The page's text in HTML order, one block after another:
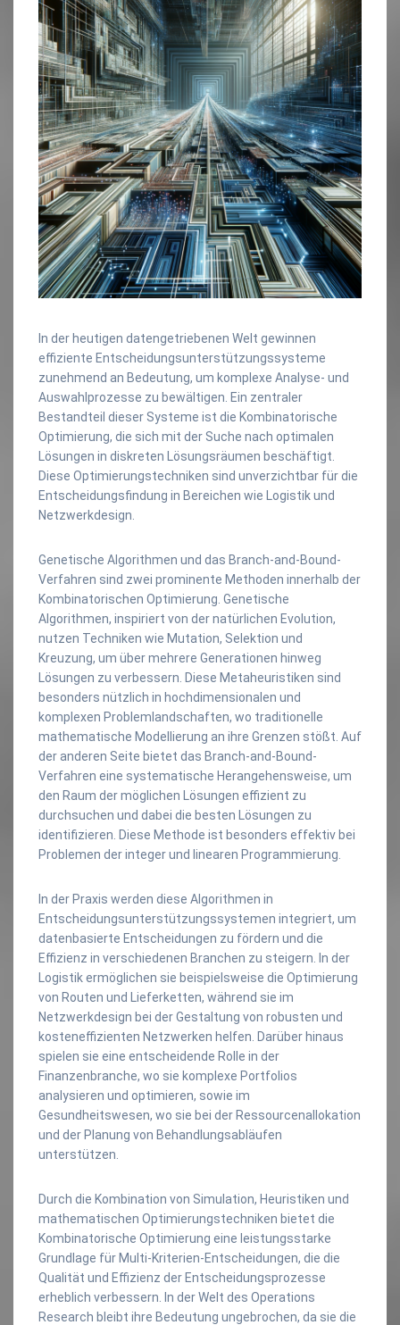
In der heutigen datengetriebenen Welt gewinnen
effiziente Entscheidungsunterstützungssysteme
zunehmend an Bedeutung, um komplexe Analyse- und
Auswahlprozesse zu bewältigen. Ein zentraler
Bestandteil dieser Systeme ist die Kombinatorische
Optimierung, die sich mit der Suche nach optimalen
Lösungen in diskreten Lösungsräumen beschäftigt.
Diese Optimierungstechniken sind unverzichtbar für die
Entscheidungsfindung in Bereichen wie Logistik und
Netzwerkdesign.
Genetische Algorithmen und das Branch-and-Bound-
Verfahren sind zwei prominente Methoden innerhalb der
Kombinatorischen Optimierung. Genetische
Algorithmen, inspiriert von der natürlichen Evolution,
nutzen Techniken wie Mutation, Selektion und
Kreuzung, um über mehrere Generationen hinweg
Lösungen zu verbessern. Diese Metaheuristiken sind
besonders nützlich in hochdimensionalen und
komplexen Problemlandschaften, wo traditionelle
mathematische Modellierung an ihre Grenzen stößt. Auf
der anderen Seite bietet das Branch-and-Bound-
Verfahren eine systematische Herangehensweise, um
den Raum der möglichen Lösungen effizient zu
durchsuchen und dabei die besten Lösungen zu
identifizieren. Diese Methode ist besonders effektiv bei
Problemen der integer und linearen Programmierung.
In der Praxis werden diese Algorithmen in
Entscheidungsunterstützungssystemen integriert, um
datenbasierte Entscheidungen zu fördern und die
Effizienz in verschiedenen Branchen zu steigern. In der
Logistik ermöglichen sie beispielsweise die Optimierung
von Routen und Lieferketten, während sie im
Netzwerkdesign bei der Gestaltung von robusten und
kosteneffizienten Netzwerken helfen. Darüber hinaus
spielen sie eine entscheidende Rolle in der
Finanzenbranche, wo sie komplexe Portfolios
analysieren und optimieren, sowie im
Gesundheitswesen, wo sie bei der Ressourcenallokation
und der Planung von Behandlungsabläufen
unterstützen.
Durch die Kombination von Simulation, Heuristiken und
mathematischen Optimierungstechniken bietet die
Kombinatorische Optimierung eine leistungsstarke
Grundlage für Multi-Kriterien-Entscheidungen, die die
Qualität und Effizienz der Entscheidungsprozesse
erheblich verbessern. In der Welt des Operations
Research bleibt ihre Bedeutung ungebrochen, da sie die